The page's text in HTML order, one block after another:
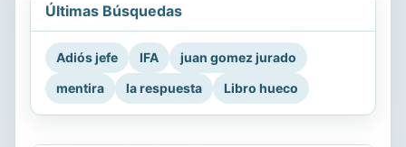
Últimas Búsquedas
Adiós jefe IFA
juan gomez jurado
mentira
la respuesta Libro hueco